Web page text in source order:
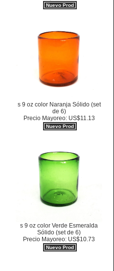
Nuevo Prod
s 9 oz color Naranja Sólido (set
de 6)
Precio Mayoreo: US$11.13
Nuevo Prod
s 9 oz color Verde Esmeralda
Sólido (set de 6)
Precio Mayoreo: US$10.73
Nuevo Prod